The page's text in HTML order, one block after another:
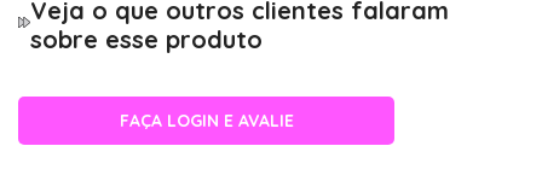
Armações 3 pontos não têm aro e são fixadas
por parafusos diretamente nas lentes. Aceitam
Haste
Veja o que outros clientes falaram
sobre esse produto
FAÇA LOGIN E AVALIE